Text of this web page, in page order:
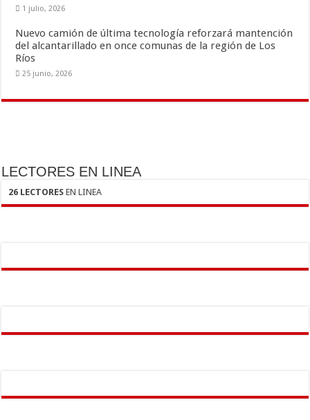
1 julio, 2026
Nuevo camión de última tecnología reforzará mantención
del alcantarillado en once comunas de la región de Los
Ríos
25 junio, 2026
LECTORES EN LINEA
26 LECTORES EN LINEA